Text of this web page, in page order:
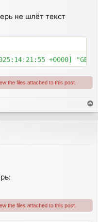
не шлёт текст
the files attached to this post.
o
p
the files attached to this post.